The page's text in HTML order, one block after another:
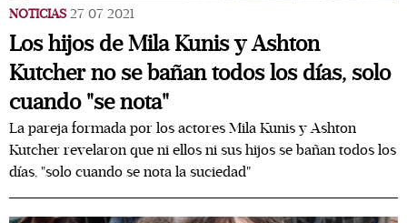
NOTICIAS 27/07/2021
Los hijos de Mila Kunis y Ashton
Kutcher no se bañan todos los días, solo
cuando "se nota"
La pareja formada por los actores Mila Kunis y Ashton
Kutcher revelaron que ni ellos ni sus hijos se bañan todos los
días, "solo cuando se nota la suciedad"